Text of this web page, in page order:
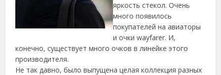
яркость стекол. Очень
много появилось
покупателей на авиаторы
и очки wayfarer. И,
конечно, существует много очков в линейке этого
производителя.
Не так давно, было выпущена целая коллекция разных